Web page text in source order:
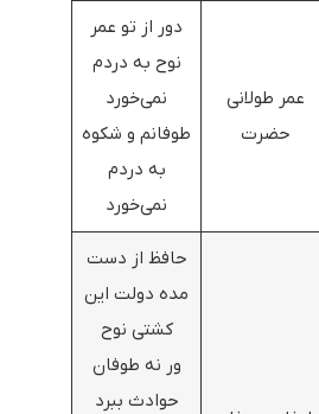
عمر طولانی
حضرت
دور از تو عمر
نوح به دردم
نمی‌خورد
طوفانم و شکوه
به دردم
نمی‌خورد
حافظ از دست
مده دولت این
کشتی نوح
ور نه طوفان
حوادث ببرد